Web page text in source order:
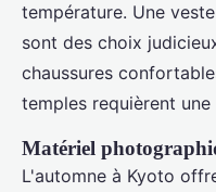
température. Une
sont des choix
chaussures
temples requièrent
Matériel
L'automne à Kyoto